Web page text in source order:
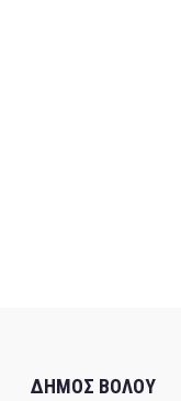
ΔΗΜΟΣ ΒΟΛΟΥ